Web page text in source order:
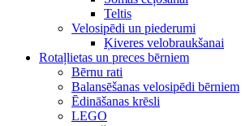
Teltis
Velosipēdi un piederumi
Ķiveres velobraukšanai
Rotaļlietas un preces bērniem
Bērnu rati
Balansēšanas velosipēdi bērniem
Ēdināšanas krēsli
LEGO